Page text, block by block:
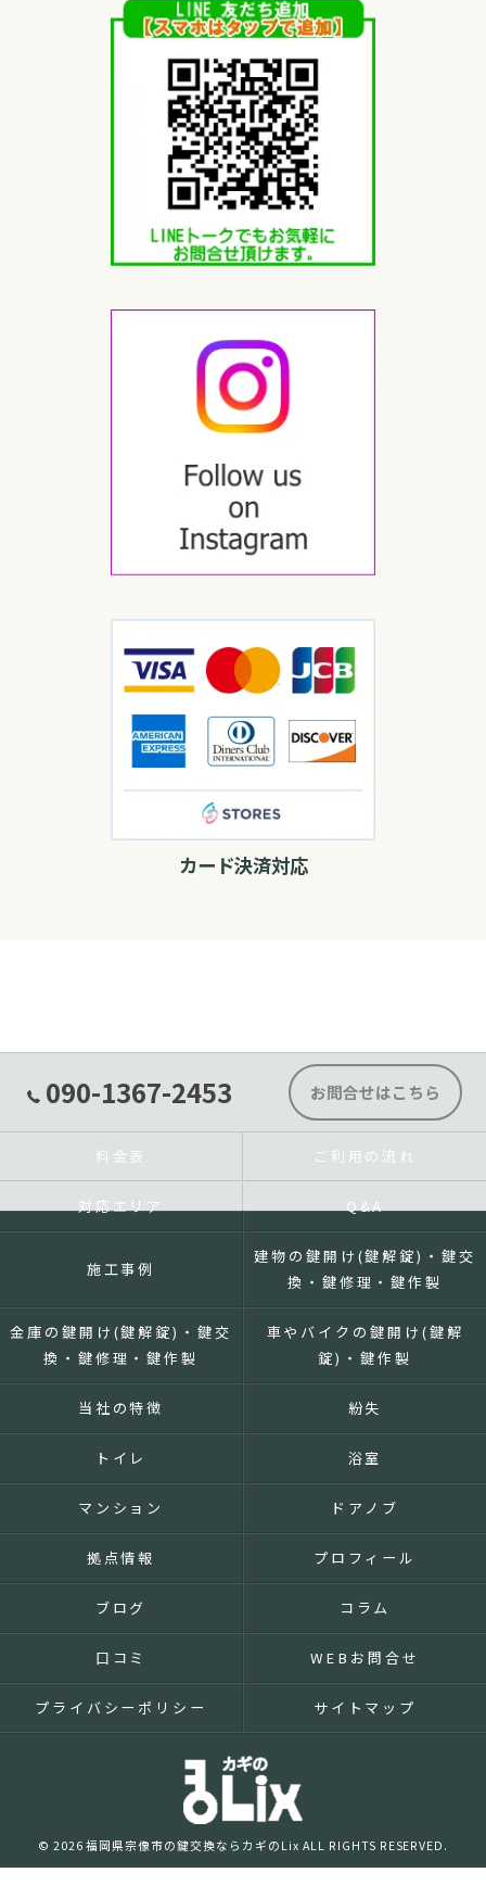
カード決済対応
090-1367-2453 お問合せはこちら
料金表 ご利用の流れ
対応エリア Q&A
施工事例
建物の鍵開け(鍵解錠)・鍵交
換・鍵修理・鍵作製
金庫の鍵開け(鍵解錠)・鍵交
換・鍵修理・鍵作製
車やバイクの鍵開け(鍵解
錠)・鍵作製
当社の特徴 紛失
トイレ 浴室
マンション ドアノブ
拠点情報 プロフィール
ブログ コラム
口コミ WEBお問合せ
プライバシーポリシー サイトマップ
© 2026 福岡県宗像市の鍵交換ならカギのLix ALL RIGHTS RESERVED.